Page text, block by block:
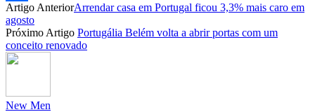
Partilhar
Artigo AnteriorArrendar casa em Portugal ficou 3,3% mais caro em
agosto
Próximo Artigo Portugália Belém volta a abrir portas com um
conceito renovado
New Men